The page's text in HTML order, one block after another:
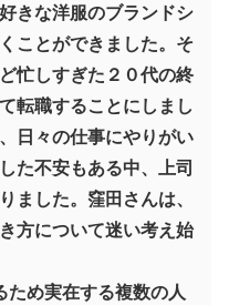
きな洋服のブランドシ
ことができました。そ
忙しすぎた２０代の終
転職することにしまし
日々の仕事にやりがい
た不安もある中、上司
ました。窪田さんは、
方について迷い考え始
め実在する複数の人